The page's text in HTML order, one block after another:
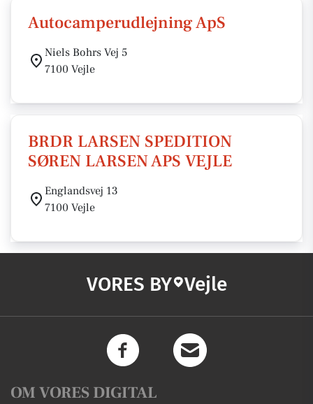
Autocamperudlejning ApS
Niels Bohrs Vej 5
7100 Vejle
BRDR LARSEN SPEDITION
SØREN LARSEN APS VEJLE
Englandsvej 13
7100 Vejle
VORES BY Vejle
OM VORES DIGITAL